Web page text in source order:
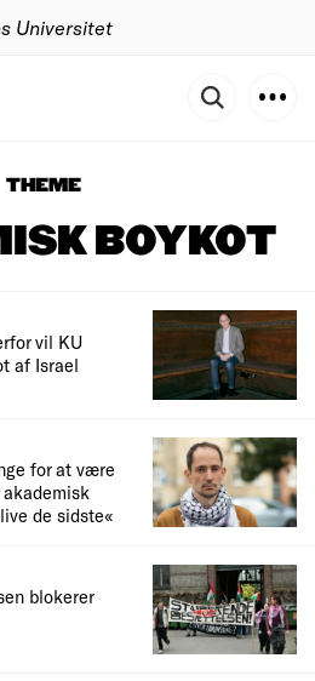
Universitet
THEME
BOYKOT
vil KU
af Israel
for at være
de sidste«
blokerer